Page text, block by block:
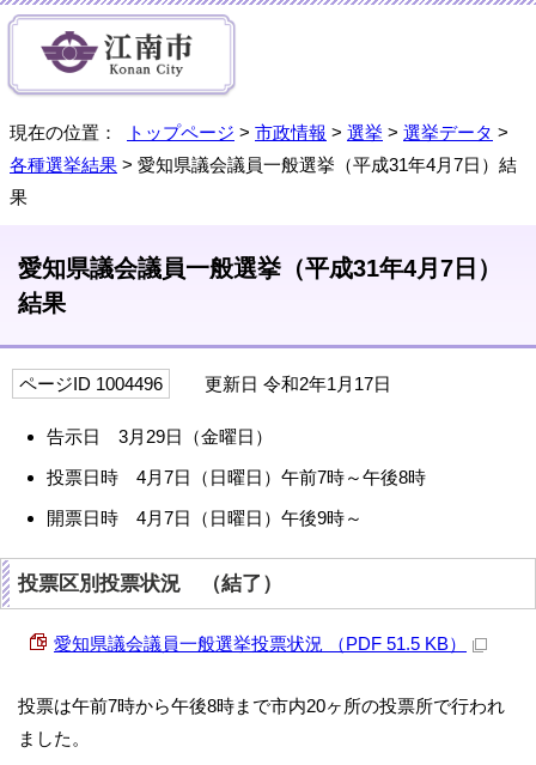
現在の位置： トップページ > 市政情報 > 選挙 > 選挙データ >
各種選挙結果 > 愛知県議会議員一般選挙（平成31年4月7日）結
果
愛知県議会議員一般選挙（平成31年4月7日）
結果
ページID 1004496 更新日 令和2年1月17日
告示日 3月29日（金曜日）
投票日時 4月7日（日曜日）午前7時～午後8時
開票日時 4月7日（日曜日）午後9時～
投票区別投票状況 （結了）
愛知県議会議員一般選挙投票状況 （PDF 51.5 KB）
投票は午前7時から午後8時まで市内20ヶ所の投票所で行われ
ました。